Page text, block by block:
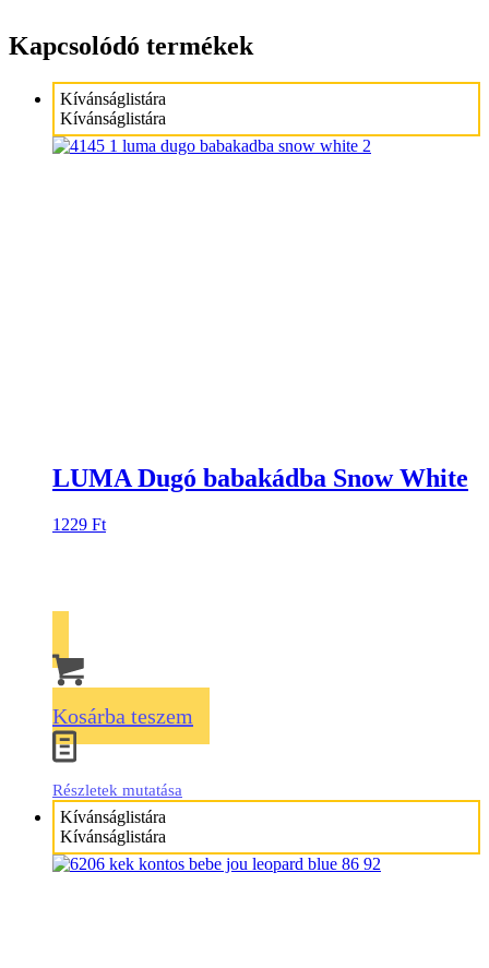
Kapcsolódó termékek
Kívánságlistára
Kívánságlistára
LUMA Dugó babakádba Snow White
1229 Ft
Kosárba teszem
Részletek mutatása
Kívánságlistára
Kívánságlistára